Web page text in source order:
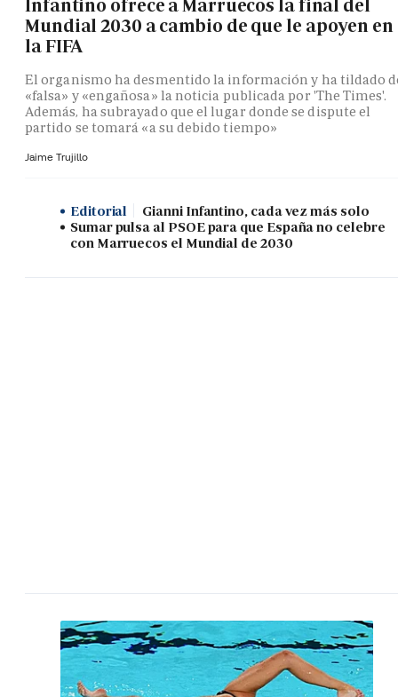
Infantino ofrece a Marruecos la final del
Mundial 2030 a cambio de que le apoyen en
la FIFA
El organismo ha desmentido la información y ha tildado
«falsa» y «engañosa» la noticia publicada por 'The Times'.
Además, ha subrayado que el lugar donde se dispute el
partido se tomará «a su debido tiempo»
Jaime Trujillo
Editorial
Gianni Infantino, cada vez más solo
Sumar pulsa al PSOE para que España no celebre
con Marruecos el Mundial de 2030